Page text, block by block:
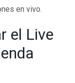
en vivo.
el Live